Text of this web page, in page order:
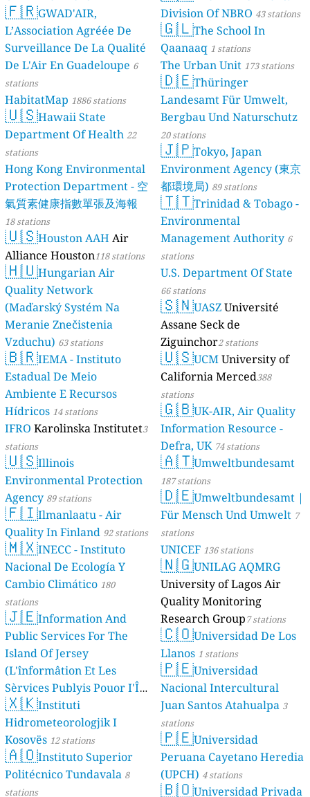
Quality Monitoring
stations
🇫🇷GWAD'AIR,
L’Association Agréée De
Surveillance De La Qualité
De L'Air En Guadeloupe 6
stations
HabitatMap 1886 stations
🇺🇸Hawaii State
Department Of Health 22
stations
Hong Kong Environmental
Protection Department - 空
氣質素健康指數單張及海報
18 stations
🇺🇸Houston AAH Air
Alliance Houston118 stations
🇭🇺Hungarian Air
Quality Network
(Maďarský Systém Na
Meranie Znečistenia
Vzduchu) 63 stations
🇧🇷IEMA - Instituto
Estadual De Meio
Ambiente E Recursos
Hídricos 14 stations
IFRO Karolinska Institutet3
stations
🇺🇸Illinois
Environmental Protection
Agency 89 stations
🇫🇮Ilmanlaatu - Air
Quality In Finland 92 stations
🇲🇽INECC - Instituto
Nacional De Ecología Y
Cambio Climático 180
stations
🇯🇪Information And
Public Services For The
Island Of Jersey
(L'înformâtion Et Les
Sèrvices Publyis Pouor I'Île
Dé Jèrri) 2 stations
🇽🇰Instituti
Hidrometeorologjik I
Kosovës 12 stations
🇦🇴Instituto Superior
Politécnico Tundavala 8
stations
Division Of NBRO 43 stations
🇬🇱The School In
Qaanaaq 1 stations
The Urban Unit 173 stations
🇩🇪Thüringer
Landesamt Für Umwelt,
Bergbau Und Naturschutz
20 stations
🇯🇵Tokyo, Japan
Environment Agency (東京
都環境局) 89 stations
🇹🇹Trinidad & Tobago -
Environmental
Management Authority 6
stations
U.S. Department Of State
66 stations
🇸🇳UASZUniversité
Assane Seck de
Ziguinchor2 stations
🇺🇸UCMUniversity of
California Merced388
stations
🇬🇧UK-AIR, Air Quality
Information Resource -
Defra, UK 74 stations
🇦🇹Umweltbundesamt
187 stations
🇩🇪Umweltbundesamt |
Für Mensch Und Umwelt 7
stations
UNICEF 136 stations
🇳🇬UNILAG AQMRG
University of Lagos Air
Quality Monitoring
Research Group7 stations
🇨🇴Universidad De Los
Llanos 1 stations
🇵🇪Universidad
Nacional Intercultural
Juan Santos Atahualpa 3
stations
🇵🇪Universidad
Peruana Cayetano Heredia
(UPCH) 4 stations
🇧🇴Universidad Privada